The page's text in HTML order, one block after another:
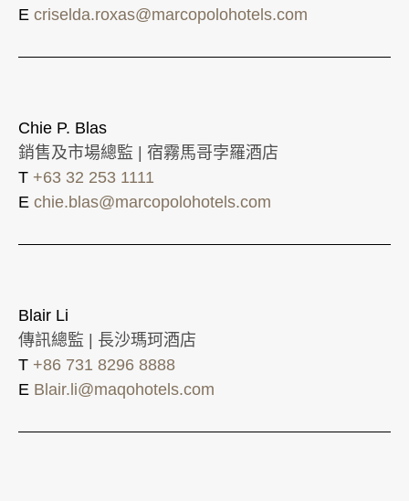
E criselda.roxas@marcopolohotels.com
Chie P. Blas
銷售及市場總監 | 宿霧馬哥孛羅酒店
T +63 32 253 1111
E chie.blas@marcopolohotels.com
Blair Li
傳訊總監 | 長沙瑪珂酒店
T +86 731 8296 8888
E Blair.li@maqohotels.com